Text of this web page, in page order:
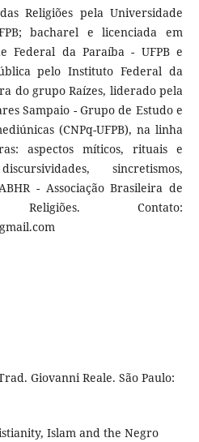
Religiões pela Universidade
bacharel e licenciada em
Federal da Paraíba - UFPB e
pelo Instituto Federal da
do grupo Raízes, liderado pela
Sampaio - Grupo de Estudo e
(CNPq-UFPB), na linha
aspectos míticos, rituais e
sincretismos,
- Associação Brasileira de
Contato:
Giovanni Reale. São Paulo:
Islam and the Negro